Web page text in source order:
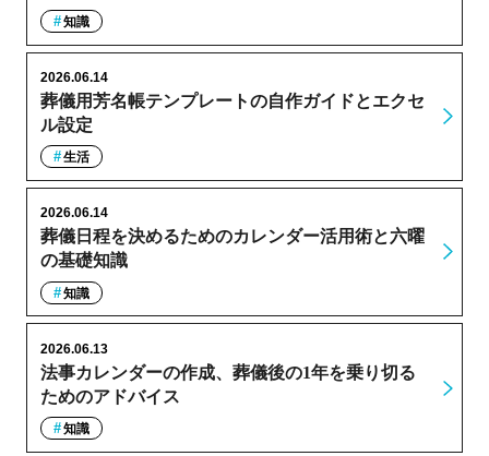
知識
葬儀用芳名帳テンプレートの自作ガイドとエクセ
ル設定
2026.06.14
生活
葬儀日程を決めるためのカレンダー活用術と六曜
の基礎知識
2026.06.14
知識
法事カレンダーの作成、葬儀後の1年を乗り切る
ためのアドバイス
2026.06.13
知識